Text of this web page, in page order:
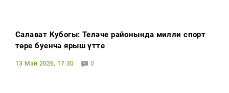
Салават Кубогы: Теләче районында милли спорт
төре буенча ярыш үтте
13 Май 2026, 17:30 0